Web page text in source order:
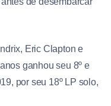
Eric Clapton e
ganhou seu 8º e
por seu 18º LP solo,